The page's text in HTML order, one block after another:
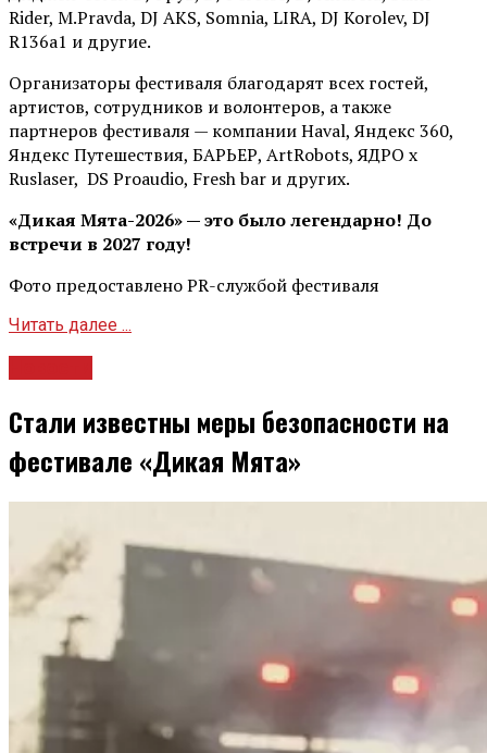
Rider, М.Pravda, DJ AKS, Somnia, LIRA, DJ Korolev, DJ
R136a1 и другие.
Организаторы фестиваля благодарят всех гостей,
артистов, сотрудников и волонтеров, а также
партнеров фестиваля — компании Haval, Яндекс 360,
Яндекс Путешествия, БАРЬЕР, ArtRobots, ЯДРО х
Ruslaser, DS Proaudio, Fresh bar и других.
«Дикая Мята-2026» — это было легендарно! До
встречи в 2027 году!
Фото предоставлено PR-службой фестиваля
Читать далее ...
Стали известны меры безопасности на
фестивале «Дикая Мята»